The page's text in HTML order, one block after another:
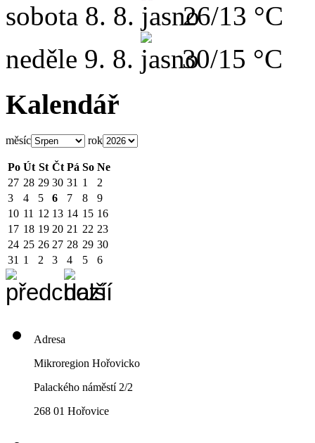
sobota 8. 8.
26/13 °C
neděle 9. 8. 30/15 °C
Kalendář
měsíc rok
Po Út St Čt Pá So Ne
27 28 29 30 31 1
2
3
4 5 6 7 8
9
10 11 12 13 14 15 16
17 18 19 20 21 22 23
24 25 26 27 28 29 30
31 1 2 3 4 5 6
Adresa
Mikroregion Hořovicko
Palackého náměstí 2/2
268 01 Hořovice